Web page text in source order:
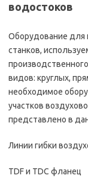
водостоков
Оборудование для
станков,
видов: круглых,
необходимое
участков
представлено в
Линии гибки
TDF и TDC фланец